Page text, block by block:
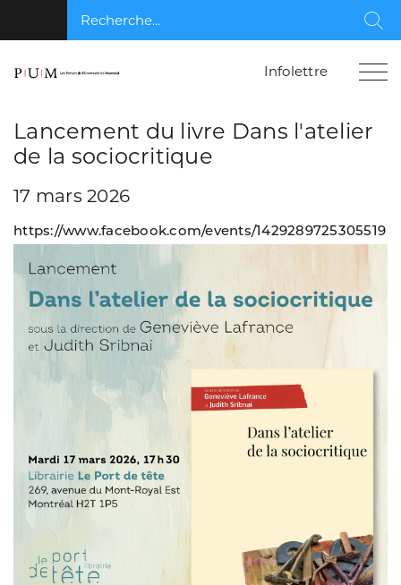
Recherche...
Infolettre
Lancement du livre Dans l'atelier
de la sociocritique
17 mars 2026
https://www.facebook.com/events/1429289725305519